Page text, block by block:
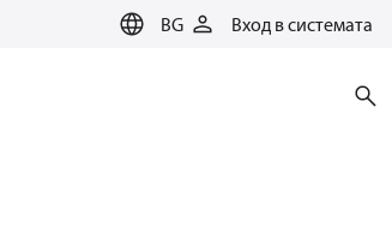
BG Вход в системата